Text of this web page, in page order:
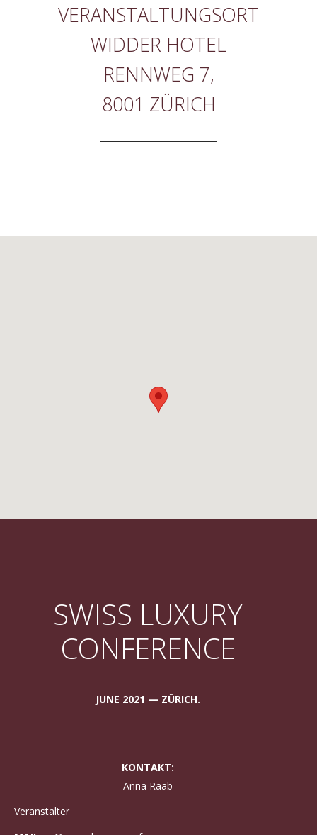
VERANSTALTUNGSORT
WIDDER HOTEL
RENNWEG 7,
8001 ZÜRICH
SWISS LUXURY
CONFERENCE
JUNE 2021 — ZÜRICH.
KONTAKT:
Anna Raab
Veranstalter